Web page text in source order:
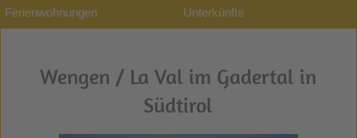
Ferienwohnungen Unterkünfte
Wengen / La Val im Gadertal in
Südtirol